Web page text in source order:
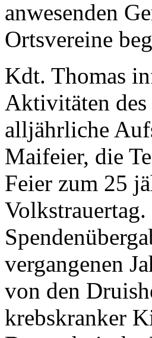
anwesenden
Ortsvereine
Kdt. Thomas
Aktivitäten des
alljährliche
Maifeier, die
Feier zum 25
vergangenen
von den
krebskranker